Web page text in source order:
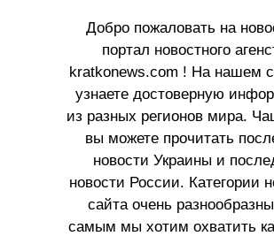
Добро пожаловать на
портал новостного
kratkonews.com ! На нашем
узнаете достоверную
из разных регионов мира.
вы можете прочитать
новости Украины и
новости России. Категории
сайта очень
самым мы хотим охватить